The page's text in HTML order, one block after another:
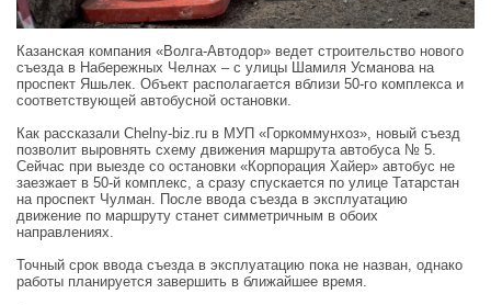
Казанская компания «Волга‑Автодор» ведет строительство нового
съезда в Набережных Челнах – с улицы Шамиля Усманова на
проспект Яшьлек. Объект располагается вблизи 50‑го комплекса и
соответствующей автобусной остановки.
Как рассказали Chelny‑biz.ru в МУП «Горкоммунхоз», новый съезд
позволит выровнять схему движения маршрута автобуса № 5.
Сейчас при выезде со остановки «Корпорация Хайер» автобус не
заезжает в 50‑й комплекс, а сразу спускается по улице Татарстан
на проспект Чулман. После ввода съезда в эксплуатацию
движение по маршруту станет симметричным в обоих
направлениях.
Точный срок ввода съезда в эксплуатацию пока не назван, однако
работы планируется завершить в ближайшее время.